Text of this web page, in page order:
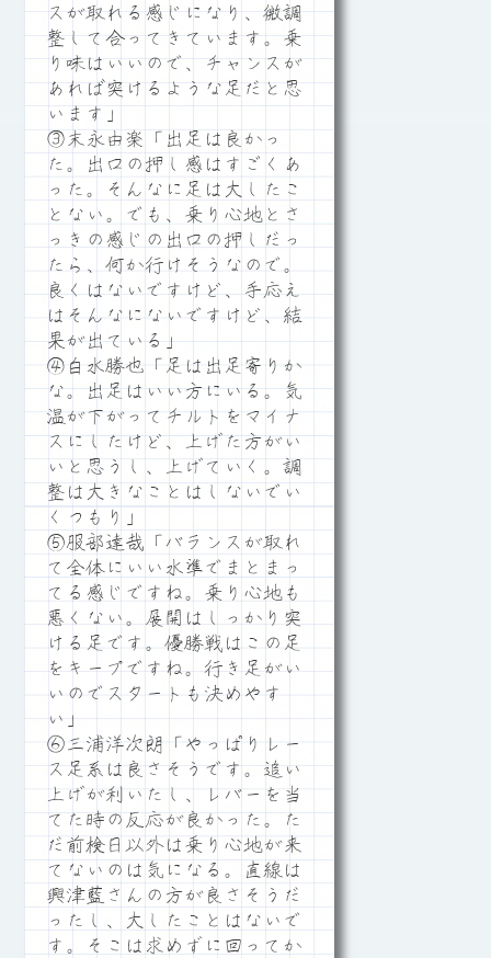
スが取れる感じになり、微調
整して合ってきています。乗
り味はいいので、チャンスが
あれば突けるような足だと思
います」
③末永由楽「出足は良かっ
た。出口の押し感はすごくあ
った。そんなに足は大したこ
とない。でも、乗り心地とさ
っきの感じの出口の押しだっ
たら、何か行けそうなので。
良くはないですけど、手応え
はそんなにないですけど、結
果が出ている」
④白水勝也「足は出足寄りか
な。出足はいい方にいる。気
温が下がってチルトをマイナ
スにしたけど、上げた方がい
いと思うし、上げていく。調
整は大きなことはしないでい
くつもり」
⑤服部達哉「バランスが取れ
て全体にいい水準でまとまっ
てる感じですね。乗り心地も
悪くない。展開はしっかり突
ける足です。優勝戦はこの足
をキープですね。行き足がい
いのでスタートも決めやす
い」
⑥三浦洋次朗「やっぱりレー
ス足系は良さそうです。追い
上げが利いたし、レバーを当
てた時の反応が良かった。た
だ前検日以外は乗り心地が来
てないのは気になる。直線は
興津藍さんの方が良さそうだ
ったし、大したことはないで
す。そこは求めずに回ってか